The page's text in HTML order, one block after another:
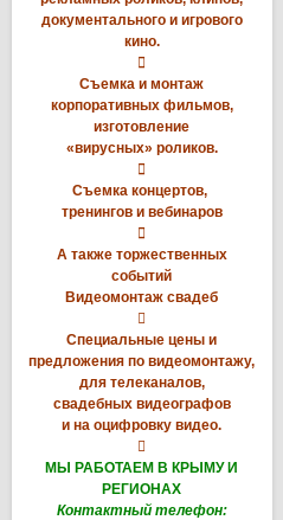
документального и игрового
кино.

Съемка и монтаж
корпоративных фильмов,
изготовление
«вирусных» роликов.

Съемка концертов,
тренингов и вебинаров

А также торжественных
событий
Видеомонтаж свадеб

Специальные цены и
предложения по видеомонтажу,
для телеканалов,
свадебных видеографов
и на оцифровку видео.

МЫ РАБОТАЕМ В КРЫМУ И
РЕГИОНАХ
Контактный телефон: